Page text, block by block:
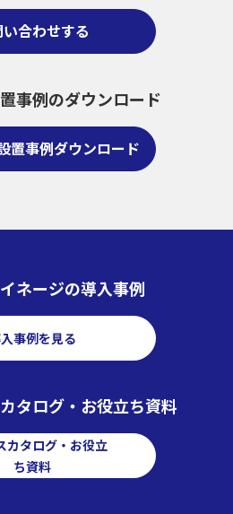
合わせする
事例のダウンロード
置事例ダウンロード
ネージの導入事例
事例を見る
タログ・お役立ち資料
カタログ・お役立
ち資料